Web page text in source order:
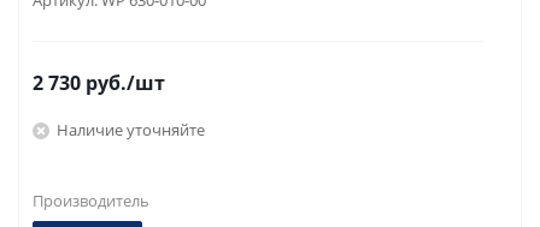
2 730 руб./шт
Наличие уточняйте
Производитель